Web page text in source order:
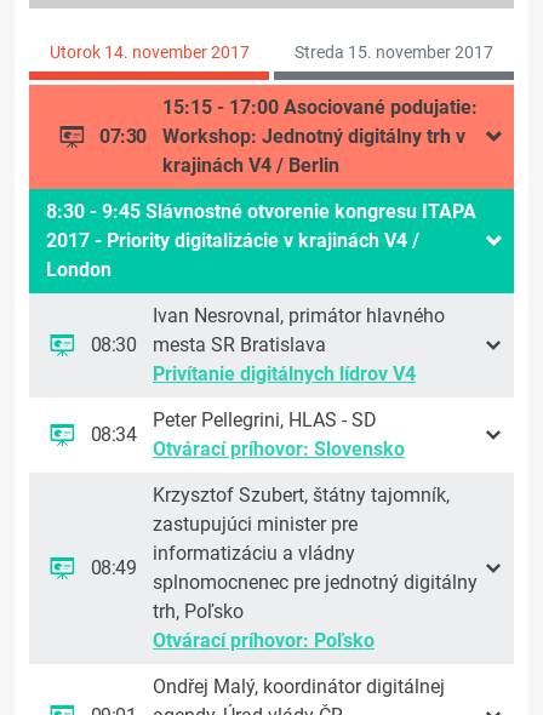
Utorok 14. november 2017 Streda 15. november 2017
07:30
15:15 - 17:00 Asociované podujatie:
Workshop: Jednotný digitálny trh v
krajinách V4 / Berlin
8:30 - 9:45 Slávnostné otvorenie kongresu ITAPA
2017 - Priority digitalizácie v krajinách V4 /
London
08:30
Ivan Nesrovnal, primátor hlavného
mesta SR Bratislava
Privítanie digitálnych lídrov V4
08:34
Peter Pellegrini, HLAS - SD
Otvárací príhovor: Slovensko
08:49
Krzysztof Szubert, štátny tajomník,
zastupujúci minister pre
informatizáciu a vládny
splnomocnenec pre jednotný digitálny
trh, Poľsko
Otvárací príhovor: Poľsko
Ondřej Malý, koordinátor digitálnej